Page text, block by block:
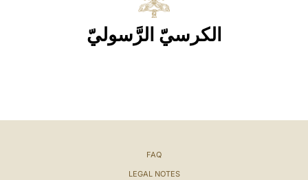
الكرسيّ الرَّسوليّ
FAQ
LEGAL NOTES